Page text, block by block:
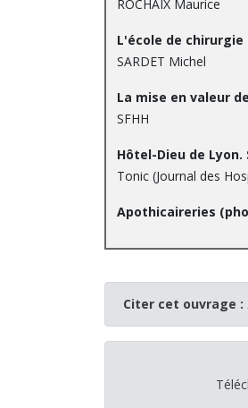
ROCHAIX Maurice
L'école de chirurgie
SARDET Michel
La mise en valeur
SFHH
Hôtel-Dieu de
Tonic (Journal des
Apothicaireries
Citer cet ouvrage :